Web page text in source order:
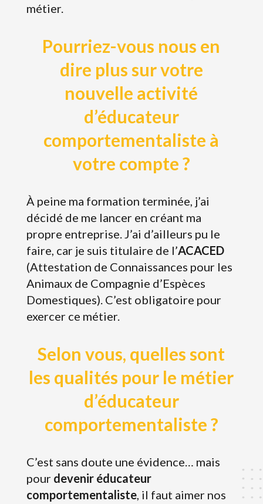
métier.
Pourriez-vous nous en
dire plus sur votre
nouvelle activité
d’éducateur
comportementaliste à
votre compte ?
À peine ma formation terminée, j’ai
décidé de me lancer en créant ma
propre entreprise. J’ai d’ailleurs pu le
faire, car je suis titulaire de l’ACACED
(Attestation de Connaissances pour les
Animaux de Compagnie d’Espèces
Domestiques). C’est obligatoire pour
exercer ce métier.
Selon vous, quelles sont
les qualités pour le métier
d’éducateur
comportementaliste ?
C’est sans doute une évidence… mais
pour devenir éducateur
comportementaliste, il faut aimer nos